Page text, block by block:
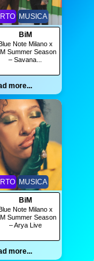
MUSICA
BiM
Note Milano x
Summer Season
– Savana...
more...
MUSICA
BiM
Note Milano x
Summer Season
– Arya Live
more...